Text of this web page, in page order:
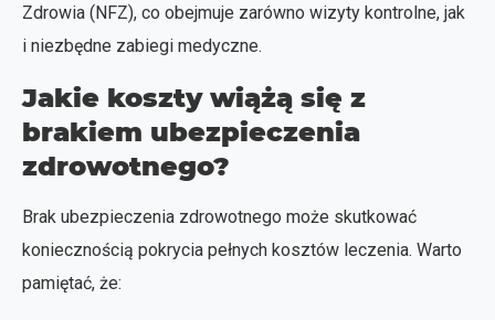
Zdrowia (NFZ), co obejmuje zarówno wizyty kontrolne, jak
i niezbędne zabiegi medyczne.
Jakie koszty wiążą się z
brakiem ubezpieczenia
zdrowotnego?
Brak ubezpieczenia zdrowotnego może skutkować
koniecznością pokrycia pełnych kosztów leczenia. Warto
pamiętać, że: